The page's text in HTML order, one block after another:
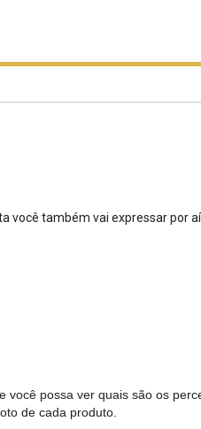
você também vai expressar por
você possa ver quais são os
de cada produto.